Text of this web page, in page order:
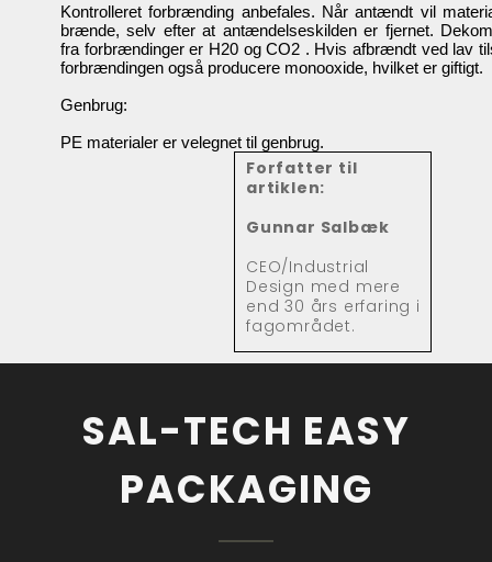
Kontrolleret forbrænding anbefales. Når antændt vil
brænde, selv efter at antændelseskilden er fjernet.
fra forbrændinger er H20 og CO2 . Hvis afbrændt ved lav
forbrændingen også producere monooxide, hvilket er giftigt.
Genbrug:
PE materialer er velegnet til genbrug.
Forfatter til
artiklen:
Gunnar Salbæk
CEO/Industrial
Design med mere
end 30 års erfaring i
fagområdet.
SAL-TECH EASY
PACKAGING